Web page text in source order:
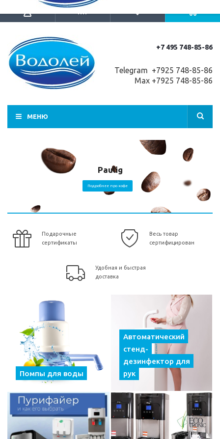
+7 495 748-85-86
Telegram +7925 748-85-86
Max +7925 748-85-86
МЕНЮ
Paulig
Подробнее про кофе
Подарочные
сертификаты
Весь товар
сертифицирован
Удобная и быстрая
доставка
Помпы для воды
Автоматический
стенд-
дезинфектор для
рук